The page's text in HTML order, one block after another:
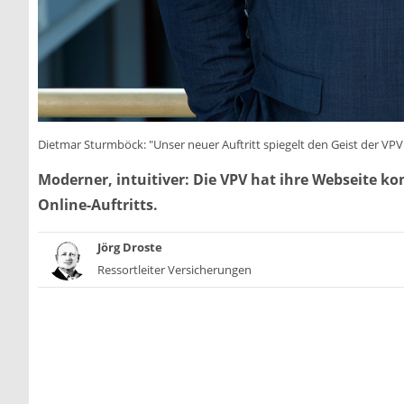
Dietmar Sturmböck: "Unser neuer Auftritt spiegelt den Geist der
Moderner, intuitiver: Die VPV hat ihre Webseite
Online-Auftritts.
Jörg Droste
Ressortleiter Versicherungen